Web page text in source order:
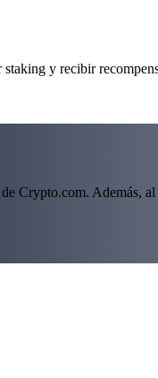
y recibir
Crypto.com. Además,